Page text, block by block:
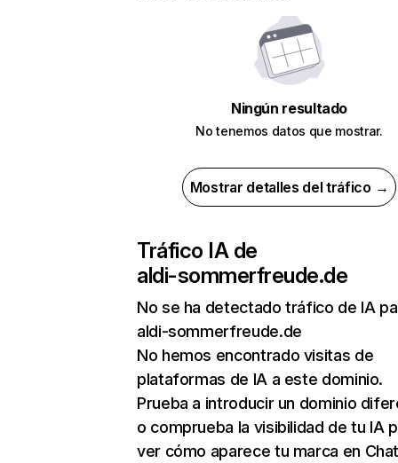
Ningún resultado
No tenemos datos que mostrar.
Mostrar detalles del tráfico →
Tráfico IA de
aldi-sommerfreude.de
No se ha detectado tráfico de IA
aldi-sommerfreude.de
No hemos encontrado visitas de
plataformas de IA a este dominio.
Prueba a introducir un dominio
o comprueba la visibilidad de tu IA
ver cómo aparece tu marca en